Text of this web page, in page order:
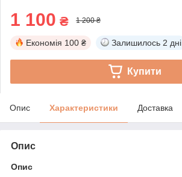
1 100 ₴ 1 200 ₴
Економія 100 ₴ Залишилось 2 дні
Купити
Опис Характеристики Доставка
Опис
Опис